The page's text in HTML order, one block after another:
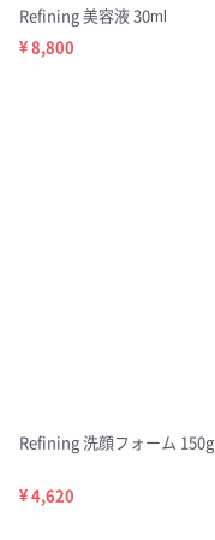
Refining 美容液 30ml
¥ 8,800
Refining 洗顔フォーム 150g
¥ 4,620